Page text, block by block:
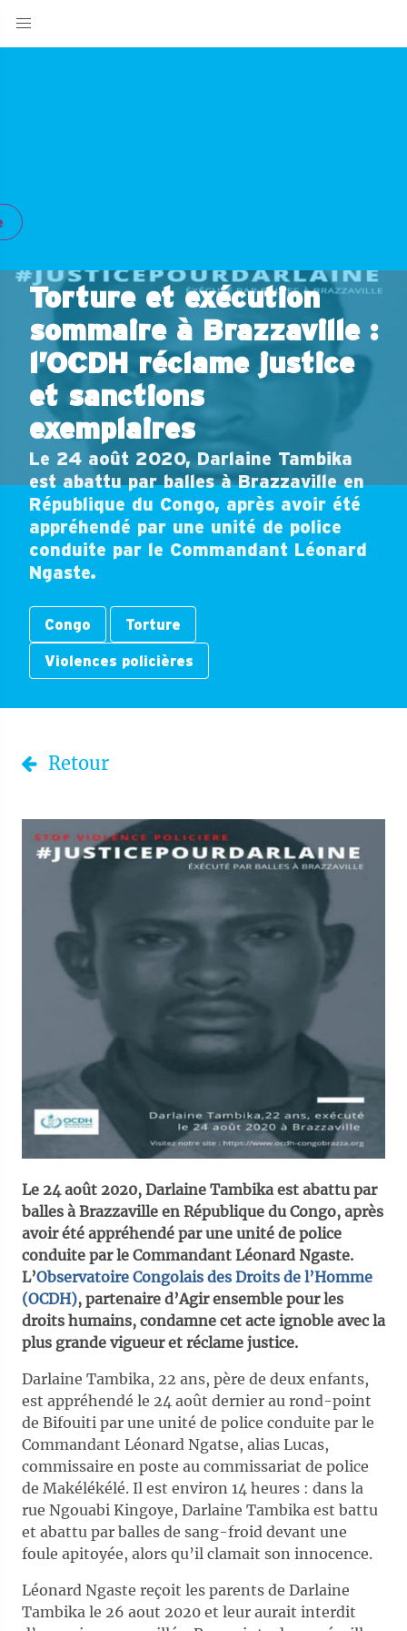
Torture et exécution
sommaire à Brazzaville :
l’OCDH réclame justice
et sanctions
exemplaires
Le 24 août 2020, Darlaine Tambika
est abattu par balles à Brazzaville en
République du Congo, après avoir été
appréhendé par une unité de police
conduite par le Commandant Léonard
Ngaste.
Congo Torture
Violences policières
Retour
Le 24 août 2020, Darlaine Tambika est abattu par
balles à Brazzaville en République du Congo, après
avoir été appréhendé par une unité de police
conduite par le Commandant Léonard Ngaste.
L’Observatoire Congolais des Droits de l’Homme
(OCDH), partenaire d’Agir ensemble pour les
droits humains, condamne cet acte ignoble avec la
plus grande vigueur et réclame justice.
Darlaine Tambika, 22 ans, père de deux enfants,
est appréhendé le 24 août dernier au rond-point
de Bifouiti par une unité de police conduite par le
Commandant Léonard Ngatse, alias Lucas,
commissaire en poste au commissariat de police
de Makélékélé. Il est environ 14 heures : dans la
rue Ngouabi Kingoye, Darlaine Tambika est battu
et abattu par balles de sang-froid devant une
foule apitoyée, alors qu’il clamait son innocence.
Léonard Ngaste reçoit les parents de Darlaine
Tambika le 26 aout 2020 et leur aurait interdit